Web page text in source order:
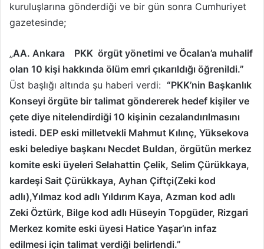
kuruluşlarına gönderdiği ve bir gün sonra Cumhuriyet
gazetesinde;
„AA. Ankara PKK örgüt yönetimi ve Öcalan’a muhalif
olan 10 kişi hakkında ölüm emri çıkarıldığı öğrenildi.”
Üst başlığı altında şu haberi verdi: “PKK’nin Başkanlık
Konseyi örgüte bir talimat göndererek hedef kişiler ve
çete diye nitelendirdiği 10 kişinin cezalandırılmasını
istedi. DEP eski milletvekli Mahmut Kılınç, Yüksekova
eski belediye başkanı Necdet Buldan, örgütün merkez
komite eski üyeleri Selahattin Çelik, Selim Çürükkaya,
kardeşi Sait Çürükkaya, Ayhan Çiftçi(Zeki kod
adlı),Yılmaz kod adlı Yıldırım Kaya, Azman kod adlı
Zeki Öztürk, Bilge kod adlı Hüseyin Topgüder, Rizgari
Merkez komite eski üyesi Hatice Yaşar’ın infaz
edilmesi için talimat verdiği belirlendi.”